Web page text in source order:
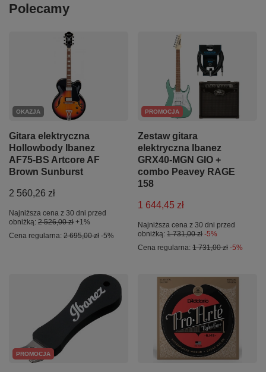
Polecamy
OKAZJA
Gitara elektryczna
Hollowbody Ibanez
AF75-BS Artcore AF
Brown Sunburst
2 560,26 zł
Najniższa cena z 30 dni przed
obniżką: 2 526,00 zł +1%
Cena regularna: 2 695,00 zł -5%
PROMOCJA
Zestaw gitara
elektryczna Ibanez
GRX40-MGN GIO +
combo Peavey RAGE
158
1 644,45 zł
Najniższa cena z 30 dni przed
obniżką: 1 731,00 zł -5%
Cena regularna: 1 731,00 zł -5%
PROMOCJA